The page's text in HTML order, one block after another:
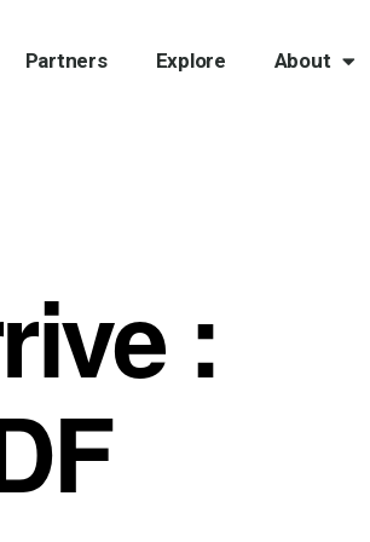
Partners Explore About
: